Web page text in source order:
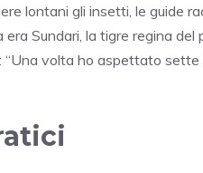
lontani gli insetti, le guide
Sundari, la tigre regina
volta ho aspettato sette